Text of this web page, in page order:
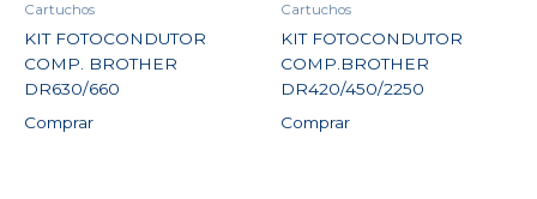
Cartuchos
KIT FOTOCONDUTOR
COMP. BROTHER
DR630/660
Comprar
Cartuchos
KIT FOTOCONDUTOR
COMP.BROTHER
DR420/450/2250
Comprar